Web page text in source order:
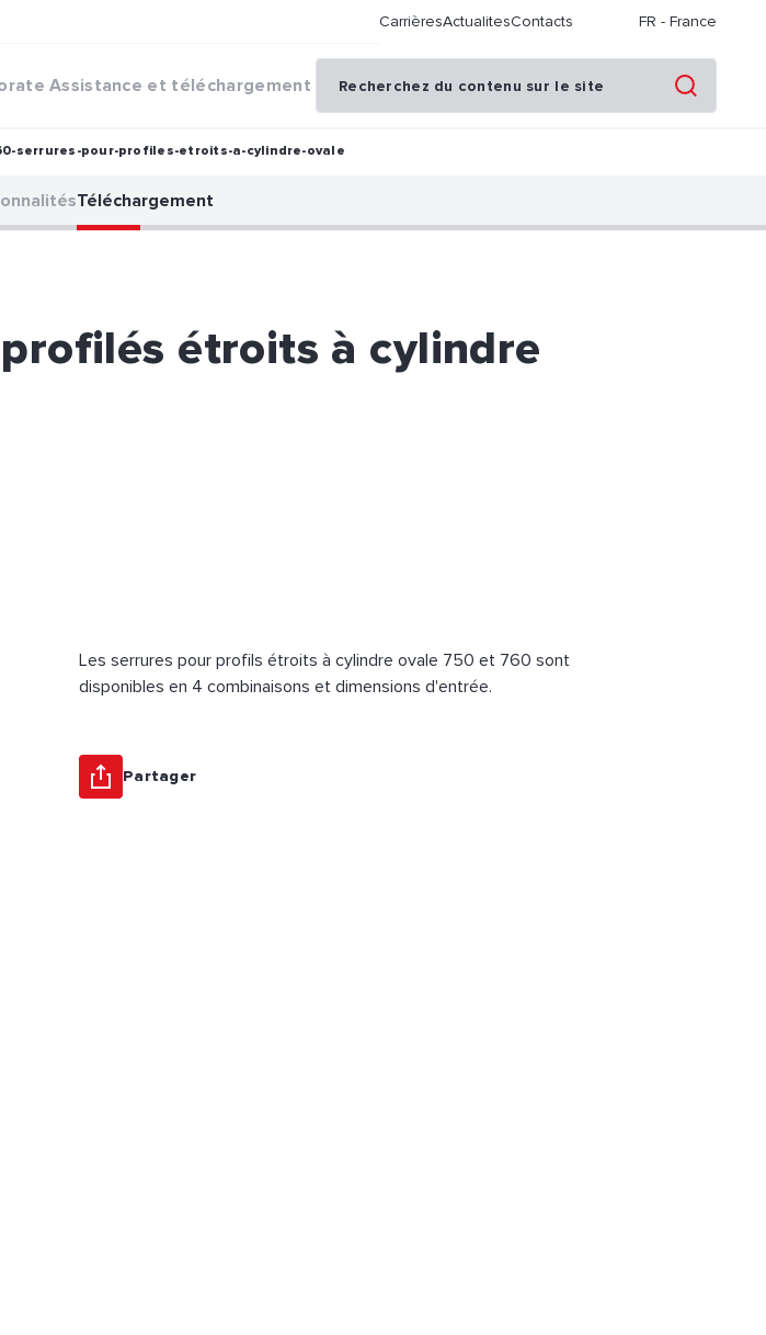
CarrièresActualitesContacts FR - France
Assistance et téléchargement
serrures-pour-profiles-etroits-a-cylindre-ovale
Téléchargement
étroits à cylindre
Les serrures pour profils étroits à cylindre ovale 750 et 760 sont
disponibles en 4 combinaisons et dimensions d'entrée.
Partager